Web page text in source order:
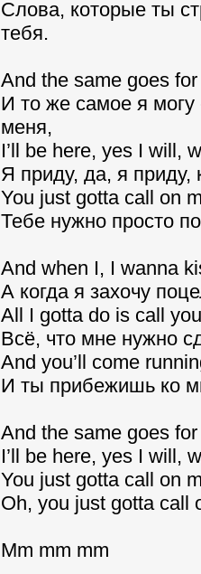
Слова, которые ты
тебя.
And the same goes
И то же самое я могу
меня,
I’ll be here, yes I will,
Я приду, да, я приду,
You just gotta call on
Тебе нужно просто
And when I, I wanna
А когда я захочу
All I gotta do is call
Всё, что мне нужно
And you’ll come
И ты прибежишь ко
And the same goes
I’ll be here, yes I will,
You just gotta call on
Oh, you just gotta call
Mm mm mm